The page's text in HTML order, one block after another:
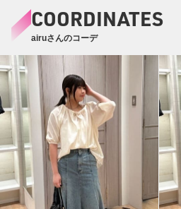
COORDINATES
airuさんのコーデ